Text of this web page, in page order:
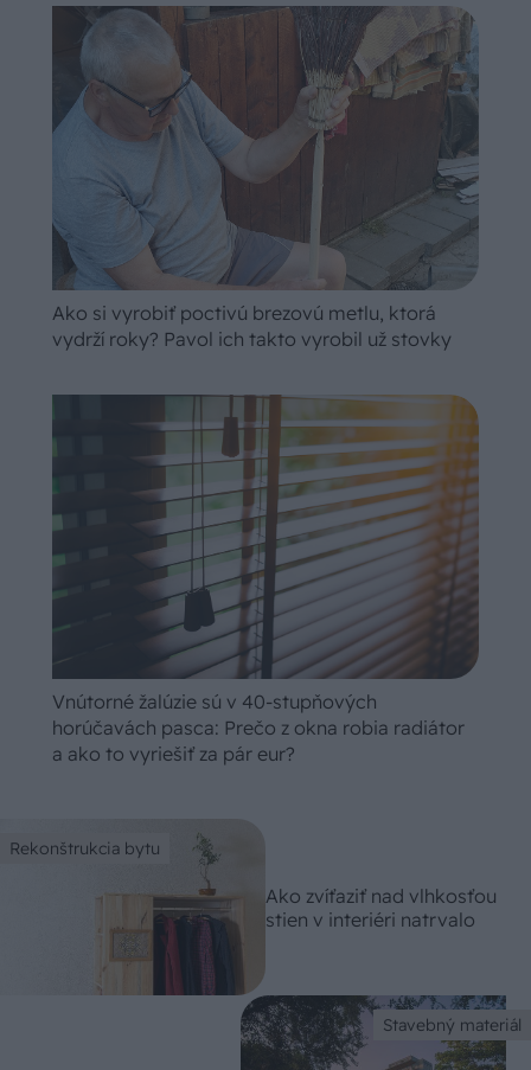
Ako si vyrobiť poctivú brezovú metlu, ktorá
vydrží roky? Pavol ich takto vyrobil už stovky
Vnútorné žalúzie sú v 40-stupňových
horúčavách pasca: Prečo z okna robia radiátor
a ako to vyriešiť za pár eur?
Rekonštrukcia bytu
Ako zvíťaziť nad vlhkosťou
stien v interiéri natrvalo
Stavebný materiál